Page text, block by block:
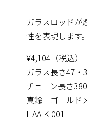
ガラスロッドが
性を表現します。
¥4,104（税込）
ガラス長さ47・
チェーン長さ
真鍮 ゴールド
HAA-K-001